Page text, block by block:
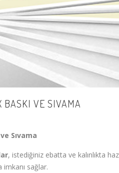
BASKI VE SIVAMA
Sıvama
, istediğiniz ebatta ve kalınlıkta
sağlar.